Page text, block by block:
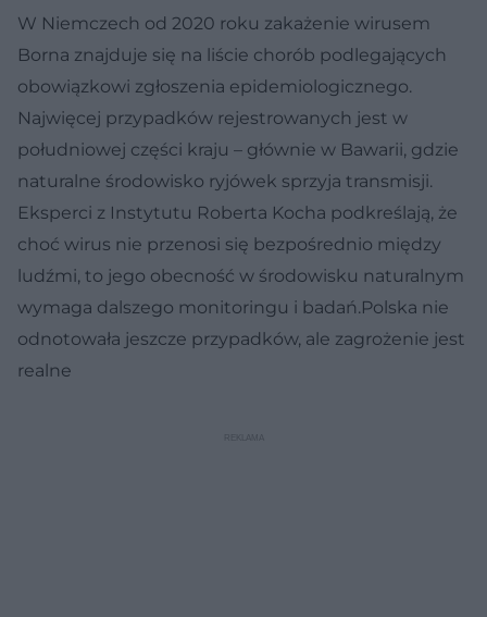
W Niemczech od 2020 roku zakażenie wirusem
Borna znajduje się na liście chorób podlegających
obowiązkowi zgłoszenia epidemiologicznego.
Najwięcej przypadków rejestrowanych jest w
południowej części kraju – głównie w Bawarii, gdzie
naturalne środowisko ryjówek sprzyja transmisji.
Eksperci z Instytutu Roberta Kocha podkreślają, że
choć wirus nie przenosi się bezpośrednio między
ludźmi, to jego obecność w środowisku naturalnym
wymaga dalszego monitoringu i badań.Polska nie
odnotowała jeszcze przypadków, ale zagrożenie jest
realne